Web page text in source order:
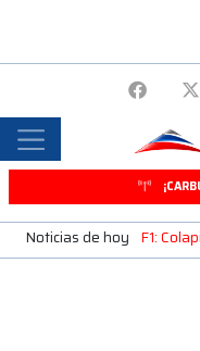
Noticias de hoy F1: